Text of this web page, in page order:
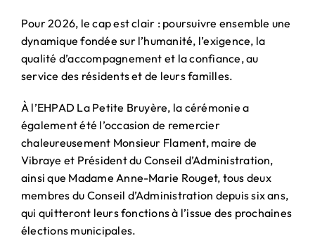
Pour 2026, le cap est clair : poursuivre ensemble une
dynamique fondée sur l’humanité, l’exigence, la
qualité d’accompagnement et la confiance, au
service des résidents et de leurs familles.
À l’EHPAD La Petite Bruyère, la cérémonie a
également été l’occasion de remercier
chaleureusement Monsieur Flament, maire de
Vibraye et Président du Conseil d’Administration,
ainsi que Madame Anne-Marie Rouget, tous deux
membres du Conseil d’Administration depuis six ans,
qui quitteront leurs fonctions à l’issue des prochaines
élections municipales.